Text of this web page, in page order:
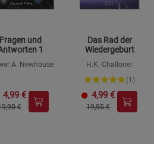
Fragen und
1
A. Newhouse
4,99 €
€
Das Rad der
Wiedergeburt
H.K. Challoner
(1)
4,99 €
19,95 €